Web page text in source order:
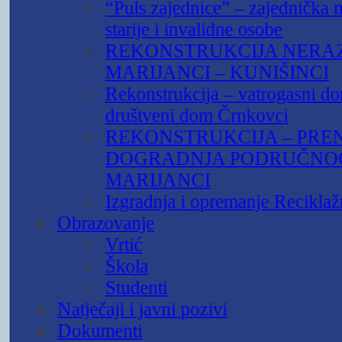
“Puls zajednice” – zajednička
starije i invalidne osobe
REKONSTRUKCIJA
MARIJANCI – KUNIŠINCI
Rekonstrukcija – vatrogasni
društveni dom Črnkovci
REKONSTRUKCIJA –
DOGRADNJA
MARIJANCI
Izgradnja i opremanje
Obrazovanje
Vrtić
Škola
Studenti
Natječaji i javni pozivi
Dokumenti